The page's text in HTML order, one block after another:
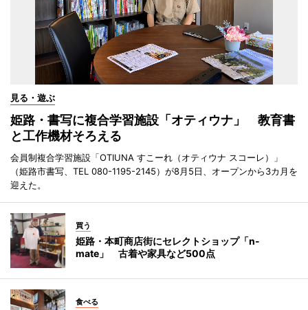
見る・遊ぶ
姫路・書写に複合学習施設「オティウナ」 教育書
と工作機材そろえる
会員制複合学習施設「OTIUNA すこーれ（オティウナ スコーレ）」
（姫路市書写、TEL 080-1195-2145）が8月5日、オープンから3カ月を
迎えた。
買う
姫路・本町商店街にセレクトショップ「n-
mate」 古着や家具など500点
食べる